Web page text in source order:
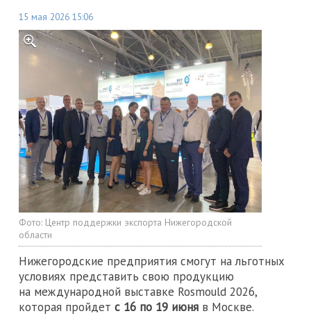
15 мая 2026 15:06
Фото: Центр поддержки экспорта Нижегородской
области
Нижегородские предприятия смогут на льготных
условиях представить свою продукцию
на международной выставке Rosmould 2026,
которая пройдет с 16 по 19 июня в Москве.